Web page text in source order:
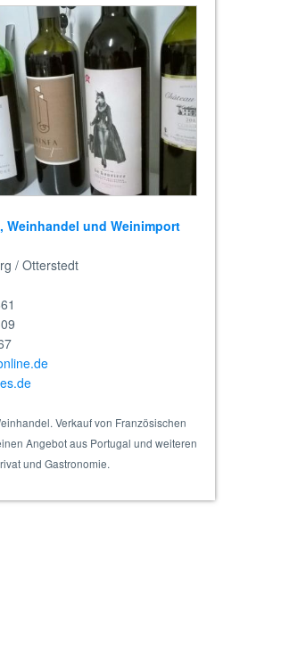
Barrique
Weinhandel und Weinimport
/ Otterstedt
Verkauf von Französischen
Angebot aus Portugal und weiteren
und Gastronomie.